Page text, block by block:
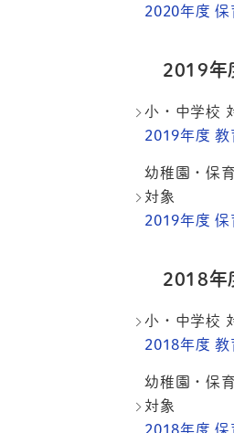
2020年度 保
2019年
小・中学校
2019年度 教
幼稚園・保
対象
2019年度 保
2018年
小・中学校
2018年度 教
幼稚園・保
対象
2018年度 保